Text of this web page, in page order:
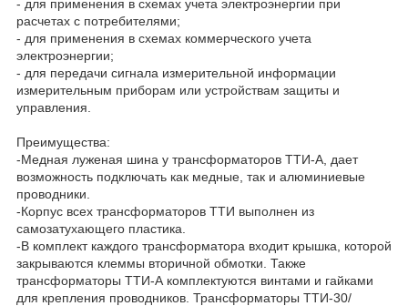
- для применения в схемах учета электроэнергии при
расчетах с потребителями;
- для применения в схемах коммерческого учета
электроэнергии;
- для передачи сигнала измерительной информации
измерительным приборам или устройствам защиты и
управления.
Преимущества:
-Медная луженая шина у трансформаторов ТТИ-А, дает
возможность подключать как медные, так и алюминиевые
проводники.
-Корпус всех трансформаторов ТТИ выполнен из
самозатухающего пластика.
-В комплект каждого трансформатора входит крышка, которой
закрываются клеммы вторичной обмотки. Также
трансформаторы ТТИ-А комплектуются винтами и гайками
для крепления проводников. Трансформаторы ТТИ-30/